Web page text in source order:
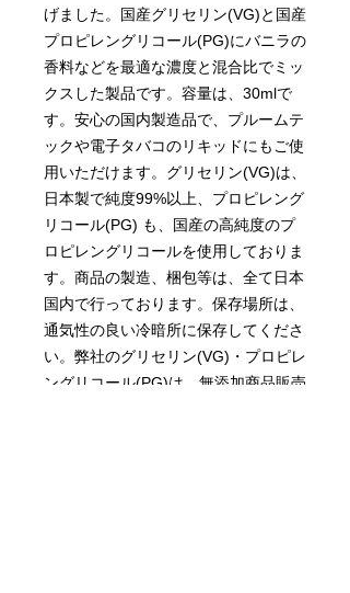
げました。国産グリセリン(VG)と国産
プロピレングリコール(PG)にバニラの
香料などを最適な濃度と混合比でミッ
クスした製品です。容量は、30mlで
す。安心の国内製造品で、プルームテ
ックや電子タバコのリキッドにもご使
用いただけます。グリセリン(VG)は、
日本製で純度99%以上、プロピレング
リコール(PG) も、国産の高純度のプ
ロピレングリコールを使用しておりま
す。商品の製造、梱包等は、全て日本
国内で行っております。保存場所は、
通気性の良い冷暗所に保存してくださ
い。弊社のグリセリン(VG)・プロピレ
ングリコール(PG)は、無添加商品販売